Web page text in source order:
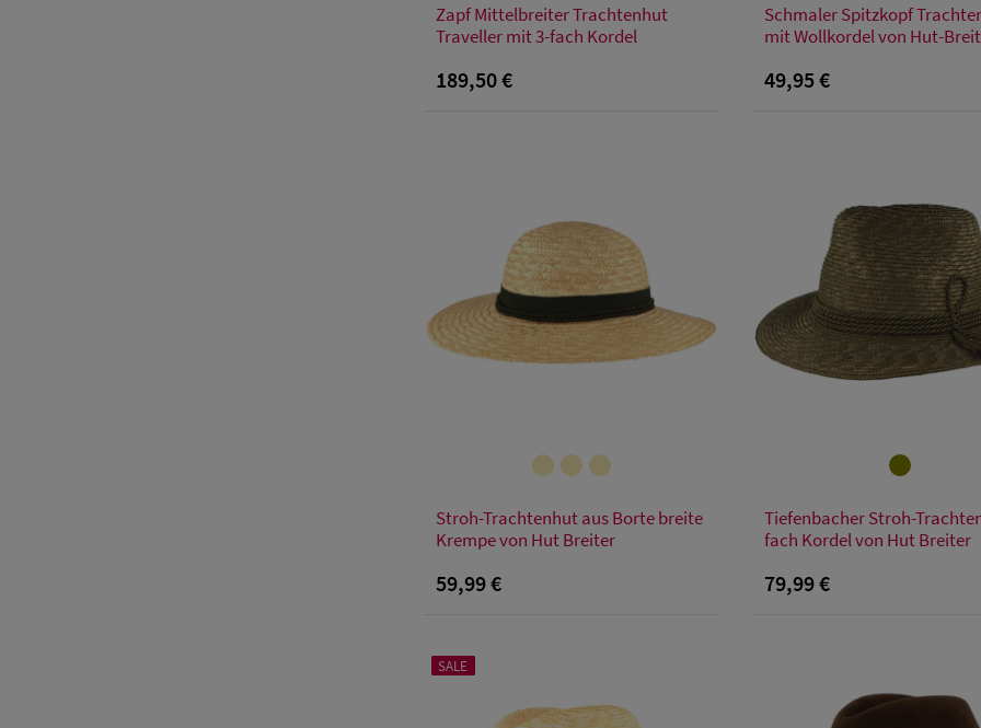
63 64
Zapf Mittelbreiter Trachtenhut
Traveller mit 3-fach Kordel
189,50 €
54 55 56 57 58 59 60
Schmaler Spitzkopf
mit Wollkordel von Hut-
49,95 €
S M
Stroh-Trachtenhut aus Borte breite
Krempe von Hut Breiter
59,99 €
S M XXL
Tiefenbacher Stroh-
fach Kordel von Hut Breiter
79,99 €
SALE